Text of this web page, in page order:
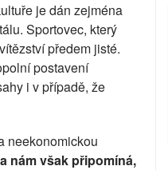
je dán zejména
Sportovec, který
předem jisté.
postavení
i v případě, že
neekonomickou
nám však připomíná,